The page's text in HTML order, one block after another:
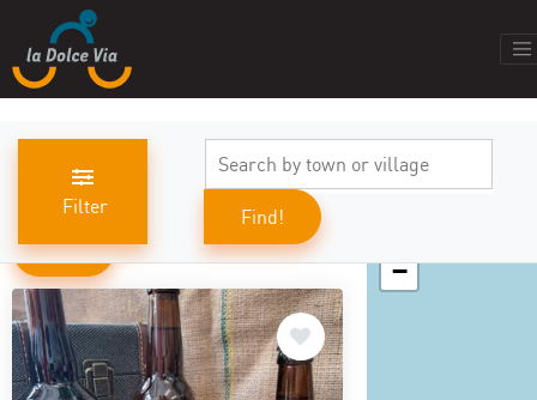
Filter
Find!
494
results found
−